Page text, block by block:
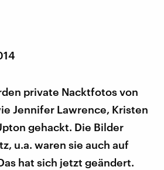
private Nacktfotos von
Jennifer Lawrence, Kristen
gehackt. Die Bilder
u.a. waren sie auch auf
hat sich jetzt geändert.